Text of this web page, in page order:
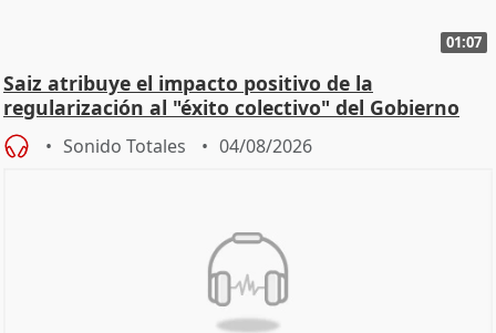
01:07
Saiz atribuye el impacto positivo de la
regularización al "éxito colectivo" del Gobierno
Sonido Totales 04/08/2026